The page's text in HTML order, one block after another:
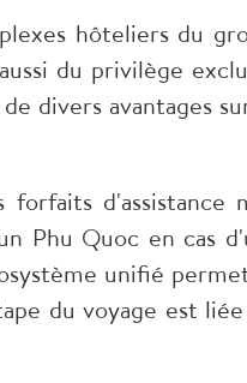
hôteliers du
du privilège
divers avantages
d'assistance
Phu Quoc en cas
unifié
du voyage est